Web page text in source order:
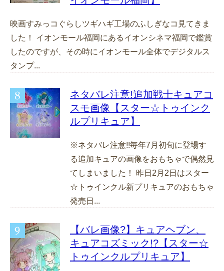
映画すみっコぐらしツギハギ工場のふしぎなコ見てきま
した！ イオンモール福岡にあるイオンシネマ福岡で鑑賞
したのですが、その時にイオンモール全体でデジタルス
タンプ...
ネタバレ注意!追加戦士キュアコ
スモ画像【スター☆トゥインク
ルプリキュア】
※ネタバレ注意!!毎年7月初旬に登場す
る追加キュアの画像をおもちゃで偶然見
てしまいました！ 昨日2月2日はスター
☆トゥインクル新プリキュアのおもちゃ
発売日...
【バレ画像?】キュアヘブン、
キュアコズミック!?【スター☆
トゥインクルプリキュア】